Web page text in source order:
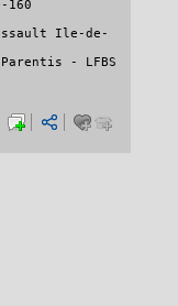
160
Ile-de-
- LFBS